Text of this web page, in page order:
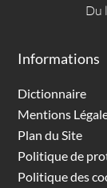
Du
Informations
Dictionnaire
Mentions
Plan du Site
Politique de
Politique des